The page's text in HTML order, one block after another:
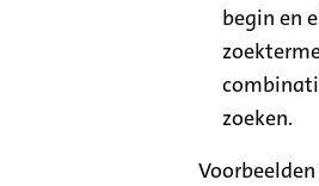
begin en
zoeken.